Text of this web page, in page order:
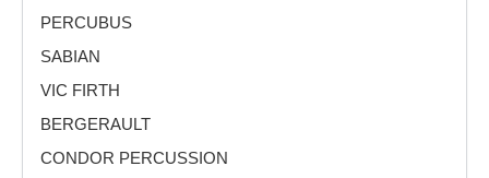
PERCUBUS
SABIAN
VIC FIRTH
BERGERAULT
CONDOR PERCUSSION